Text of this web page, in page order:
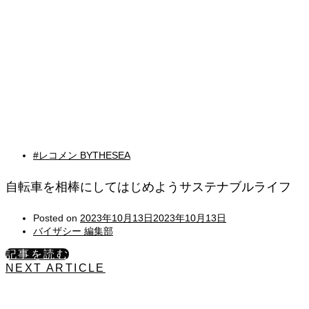
#レコメン BYTHESEA
自転車を相棒にしてはじめようサステナブルライフ
Posted on 2023年10月13日2023年10月13日
バイザシー 編集部
記事を読む
NEXT ARTICLE